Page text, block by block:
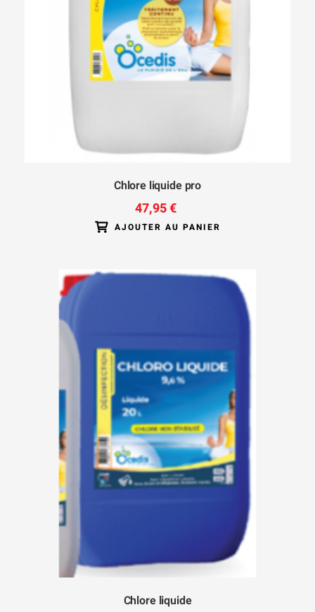
Chlore liquide pro
47,95 €
AJOUTER AU PANIER
Chlore liquide